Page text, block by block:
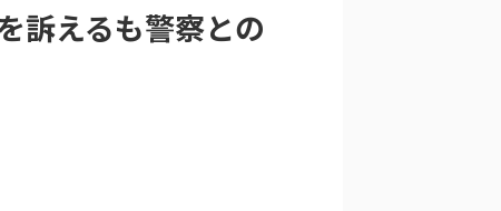
が報道！」
訴えるも警察との